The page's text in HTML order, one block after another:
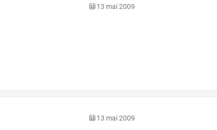
13 mai 2009
13 mai 2009